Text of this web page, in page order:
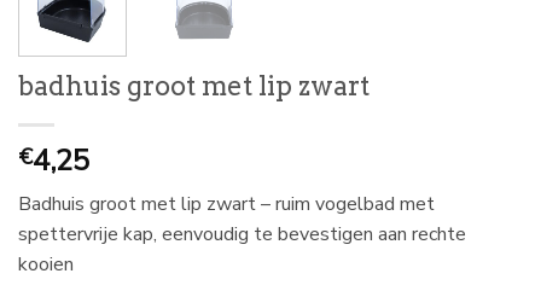
badhuis groot met lip zwart
€4,25
Badhuis groot met lip zwart – ruim vogelbad met
spettervrije kap, eenvoudig te bevestigen aan rechte
kooien